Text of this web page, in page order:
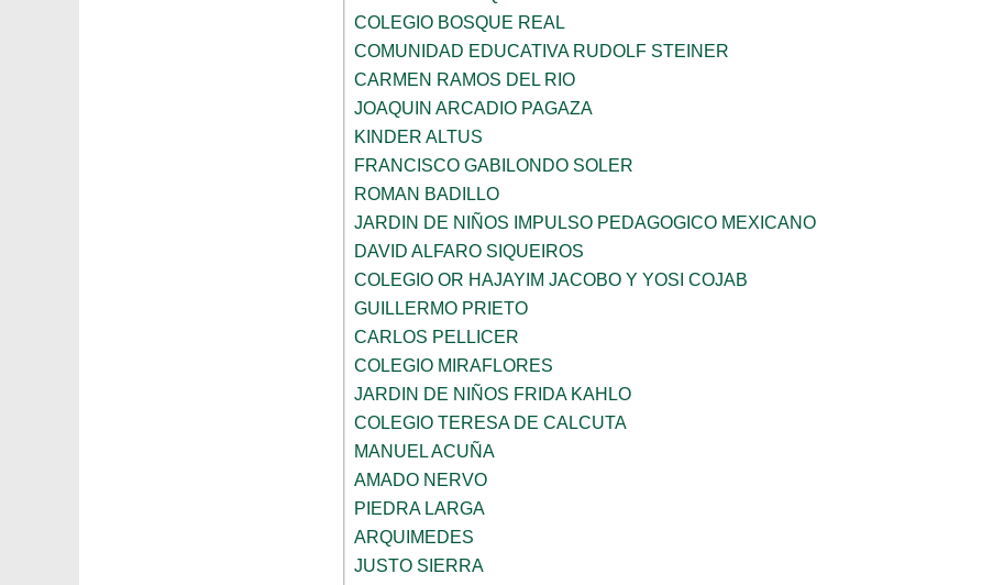
COLEGIO BOSQUE REAL
COMUNIDAD EDUCATIVA RUDOLF STEINER
CARMEN RAMOS DEL RIO
JOAQUIN ARCADIO PAGAZA
KINDER ALTUS
FRANCISCO GABILONDO SOLER
ROMAN BADILLO
JARDIN DE NIÑOS IMPULSO PEDAGOGICO MEXICANO
DAVID ALFARO SIQUEIROS
COLEGIO OR HAJAYIM JACOBO Y YOSI COJAB
GUILLERMO PRIETO
CARLOS PELLICER
COLEGIO MIRAFLORES
JARDIN DE NIÑOS FRIDA KAHLO
COLEGIO TERESA DE CALCUTA
MANUEL ACUÑA
AMADO NERVO
PIEDRA LARGA
ARQUIMEDES
JUSTO SIERRA